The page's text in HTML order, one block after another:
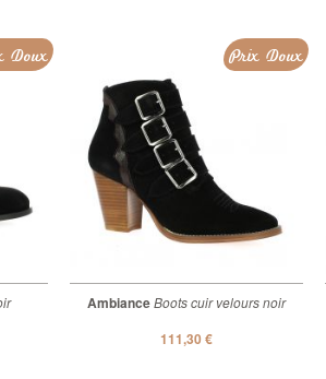
Doux
AmbianceBoots cuir velours noir
111,30 €
Prix Doux